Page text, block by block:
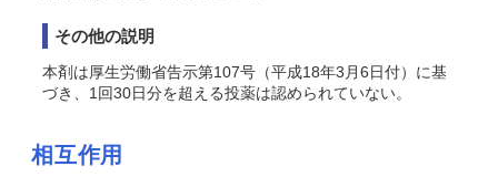
その他の説明
本剤は厚生労働省告示第107号（平成18年3月6日付）に基
づき、1回30日分を超える投薬は認められていない。
相互作用